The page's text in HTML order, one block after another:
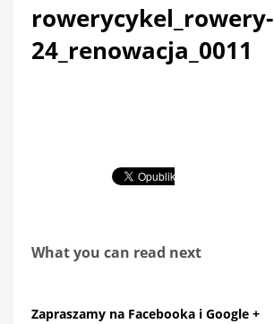
rowerycykel_rowery-
24_renowacja_0011
What you can read next
Zapraszamy na Facebooka i Google +